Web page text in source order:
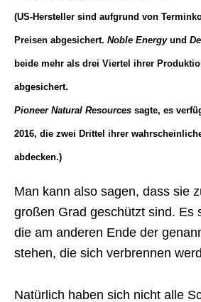
(US-Hersteller sind aufgrund von
Preisen abgesichert. Noble Energyund
beide mehr als drei Viertel ihrer
abgesichert.
Pioneer Natural Resources sagte, es
2016, die zwei Drittel ihrer
abdecken.)
Man kann also sagen, dass sie
großen Grad geschützt sind. Es
die am anderen Ende der
stehen, die sich verbrennen
Natürlich haben sich nicht alle